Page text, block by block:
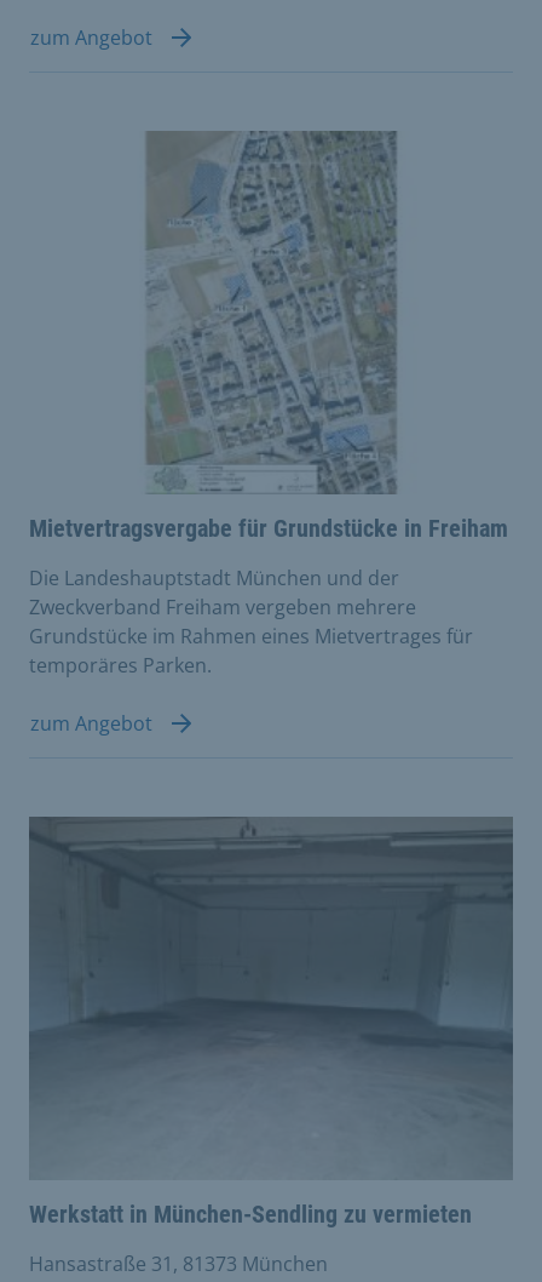
zum Angebot
Mietvertragsvergabe für Grundstücke in Freiham
Die Landeshauptstadt München und der
Zweckverband Freiham vergeben mehrere
Grundstücke im Rahmen eines Mietvertrages für
temporäres Parken.
zum Angebot
Werkstatt in München-Sendling zu vermieten
Hansastraße 31, 81373 München